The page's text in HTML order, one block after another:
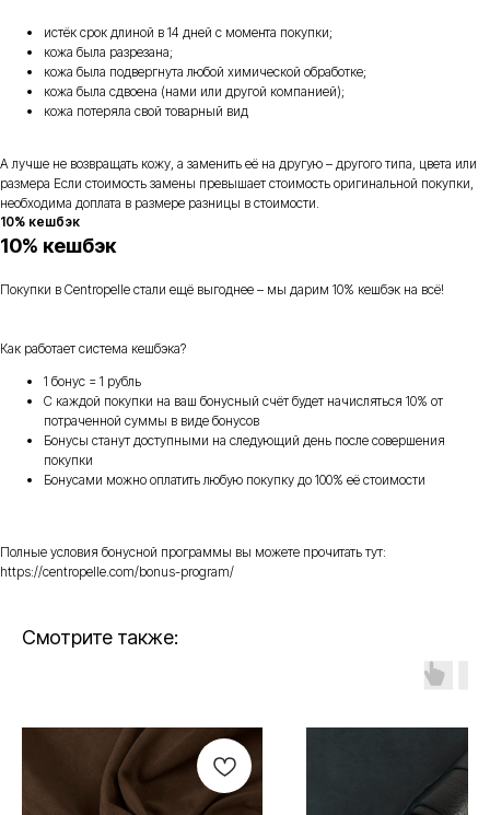
истёк срок длиной в 14 дней с момента покупки;
кожа была разрезана;
кожа была подвергнута любой химической обработке;
кожа была сдвоена (нами или другой компанией);
кожа потеряла свой товарный вид
А лучше не возвращать кожу, а заменить её на другую – другого типа, цвета или
размера Если стоимость замены превышает стоимость оригинальной покупки,
необходима доплата в размере разницы в стоимости.
10% кешбэк
10% кешбэк
Покупки в Centropelle стали ещё выгоднее – мы дарим 10% кешбэк на всё!
Как работает система кешбэка?
1 бонус = 1 рубль
С каждой покупки на ваш бонусный счёт будет начисляться 10% от
потраченной суммы в виде бонусов
Бонусы станут доступными на следующий день после совершения
покупки
Бонусами можно оплатить любую покупку до 100% её стоимости
Полные условия бонусной программы вы можете прочитать тут:
https://centropelle.com/bonus-program/
Смотрите также: